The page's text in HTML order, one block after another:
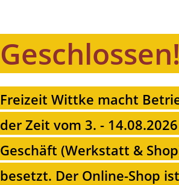
Geschlossen!
Freizeit Wittke macht
der Zeit vom 3. -
Geschäft (Werkstatt &
besetzt. Der Online-Shop